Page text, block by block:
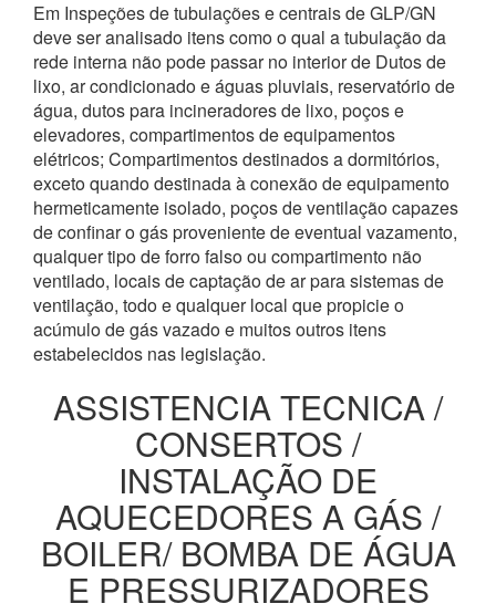
Em Inspeções de tubulações e centrais de GLP/GN
deve ser analisado itens como o qual a tubulação da
rede interna não pode passar no interior de Dutos de
lixo, ar condicionado e águas pluviais, reservatório de
água, dutos para incineradores de lixo, poços e
elevadores, compartimentos de equipamentos
elétricos; Compartimentos destinados a dormitórios,
exceto quando destinada à conexão de equipamento
hermeticamente isolado, poços de ventilação capazes
de confinar o gás proveniente de eventual vazamento,
qualquer tipo de forro falso ou compartimento não
ventilado, locais de captação de ar para sistemas de
ventilação, todo e qualquer local que propicie o
acúmulo de gás vazado e muitos outros itens
estabelecidos nas legislação.
ASSISTENCIA TECNICA /
CONSERTOS /
INSTALAÇÃO DE
AQUECEDORES A GÁS /
BOILER/ BOMBA DE ÁGUA
E PRESSURIZADORES